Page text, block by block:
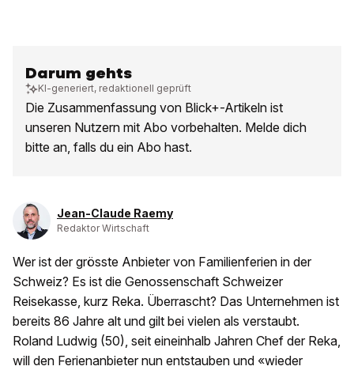
Darum gehts
KI-generiert, redaktionell geprüft
Die Zusammenfassung von Blick+-Artikeln ist
unseren Nutzern mit Abo vorbehalten. Melde dich
bitte an, falls du ein Abo hast.
Jean-Claude Raemy
Redaktor Wirtschaft
Wer ist der grösste Anbieter von Familienferien in der
Schweiz? Es ist die Genossenschaft Schweizer
Reisekasse, kurz Reka. Überrascht? Das Unternehmen ist
bereits 86 Jahre alt und gilt bei vielen als verstaubt.
Roland Ludwig (50), seit eineinhalb Jahren Chef der Reka,
will den Ferienanbieter nun entstauben und «wieder